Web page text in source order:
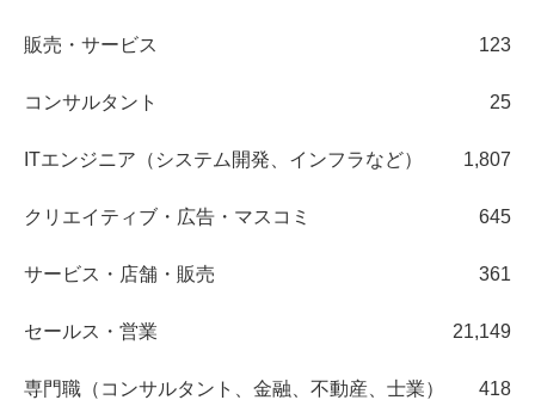
販売・サービス 123
コンサルタント 25
ITエンジニア（システム開発、インフラなど） 1,807
クリエイティブ・広告・マスコミ 645
サービス・店舗・販売 361
セールス・営業 21,149
専門職（コンサルタント、金融、不動産、士業） 418